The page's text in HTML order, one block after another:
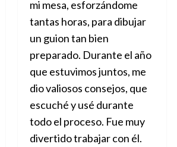
mi mesa, esforzándome
tantas horas, para dibujar
un guion tan bien
preparado. Durante el año
que estuvimos juntos, me
dio valiosos consejos, que
escuché y usé durante
todo el proceso. Fue muy
divertido trabajar con él.